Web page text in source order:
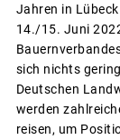
Jahren in
14./15. Juni
sich nichts
Deutschen
werden
reisen, um